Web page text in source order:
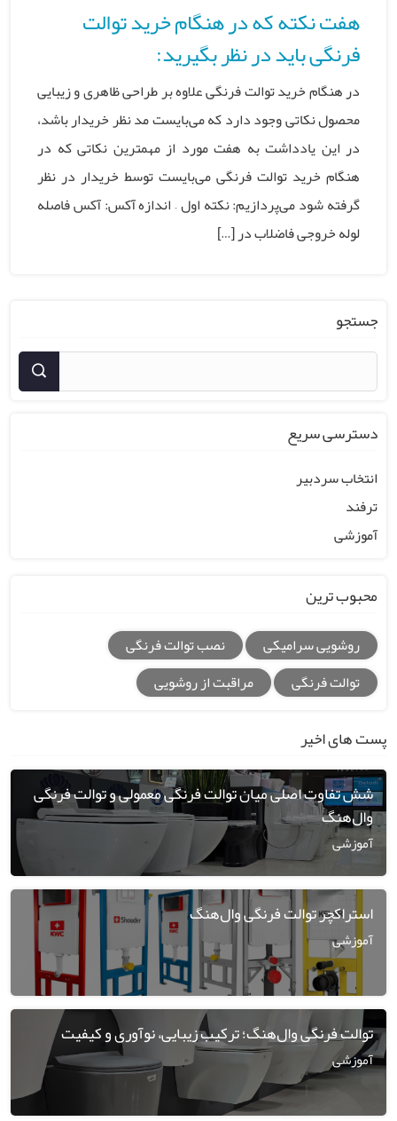
هفت نکته که در هنگام خرید توالت
فرنگی باید در نظر بگیرید:
در هنگام خرید توالت فرنگی علاوه بر طراحی ظاهری و زیبایی
محصول نکاتی وجود دارد که می‌بایست مد نظر خریدار باشد،
در این یادداشت به هفت مورد از مهمترین نکاتی که در
هنگام خرید توالت فرنگی می‌بایست توسط خریدار در نظر
گرفته شود می‌پردازیم: نکته اول – اندازه آکس: آکس فاصله
لوله خروجی فاضلاب در […]
جستجو
دسترسی سریع
انتخاب سردبیر
ترفند
آموزشی
محبوب ترین
روشویی سرامیکی
نصب توالت فرنگی
توالت فرنگی
مراقبت از روشویی
پست های اخیر
شش تفاوت اصلی میان توالت فرنگی معمولی و توالت فرنگی
وال‌هنگ
آموزشی
استراکچر توالت فرنگی وال‌هنگ
آموزشی
توالت فرنگی وال‌هنگ؛ ترکیب زیبایی، نوآوری و کیفیت
آموزشی